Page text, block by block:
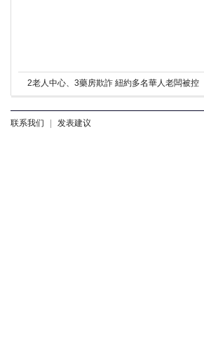
2老人中心、3藥房欺詐 紐約多名華人老闆被控
联系我们 发表建议